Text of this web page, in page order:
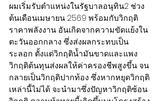
ผมเริ่มรับตำแหน่งในรัฐบาลอนุทิน2 ช่วง
ต้นเดือนเมษายน 2569 พร้อมกับวิกฤติ
ราคาพลังงาน อันเกิดจากความขัดแย้งใน
ตะวันออกกลาง ซึ่งส่งผลกระทบเป็น
ระลอก ตั้งแต่วิกฤติน้ำมันขาดและแพง
วิกฤติต้นทุนส่งผลให้ค่าครองชีพสูงขึ้น จน
กลายเป็นวิกฤติปากท้อง ซึ่งหากหยุดวิกฤติ
เหล่านี้ไม่ได้ จะนำมาซึ่งปัญหาวิกฤติซ้อน